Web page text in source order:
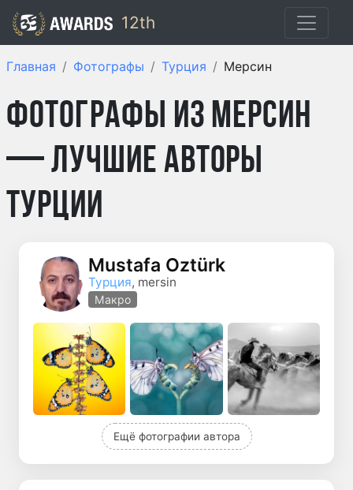
12th
Главная Фотографы Турция Мерсин
Фотографы из Мерсин
— лучшие авторы
Турции
Mustafa Öztürk
Турция, mersin
Макро
Ещё фотографии автора